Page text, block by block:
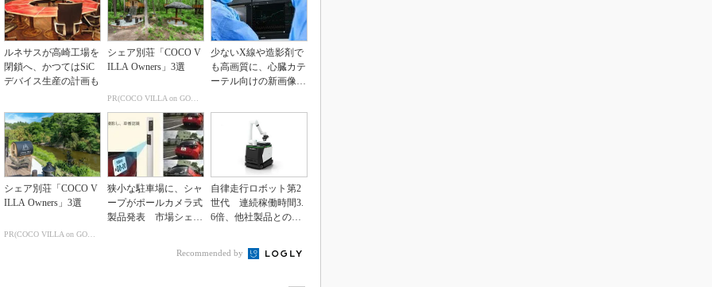
ルネサスが高崎工場を
閉鎖へ、かつてはSiC
デバイス生産の計画も
シェア別荘「COCO V
ILLA Owners」3選
PR(COCO VILLA on GOETHE)
少ないX線や造影剤で
も高画質に、心臓カテ
ーテル向けの新画像技
シェア別荘「COCO V
ILLA Owners」3選
PR(COCO VILLA on GOETHE)
狭小な駐車場に、シャ
ープがポールカメラ式
製品発表 市場シェア
自律走行ロボット第2
世代 連続稼働時間3.
6倍、他社製品との連
Recommended by